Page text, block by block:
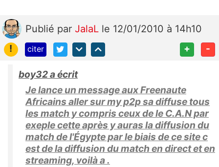
Publié par JalaL le 12/01/2010 à 14h10
!
citer + -
boy32 a écrit
Je lance un message aux Freenaute
Africains aller sur my p2p sa diffuse tous
les match y compris ceux de le C.A.N par
exeple cette après y auras la diffusion du
match de l'Égypte par le biais de ce site c
est de la diffusion du match en direct et en
streaming, voilà a .